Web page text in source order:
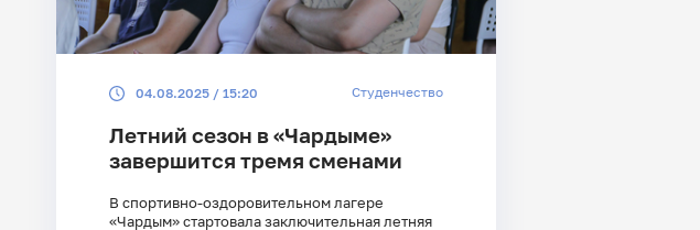
04.08.2025 / 15:20 Студенчество
Летний сезон в «Чардыме»
завершится тремя сменами
В спортивно-оздоровительном лагере
«Чардым» стартовала заключительная летняя